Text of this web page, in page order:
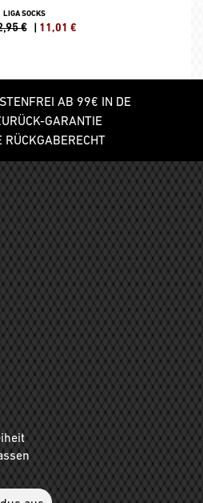
LIGA SOCKS
€ | 11,01 €
AB 99€ IN DE
GARANTIE
RÜCKGABERECHT